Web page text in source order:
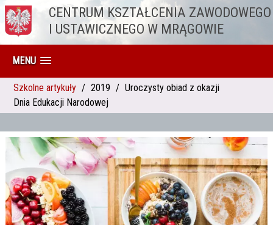
Przejdź do treściCENTRUM KSZTAŁCENIA ZAWODOWEGO
I USTAWICZNEGO W MRĄGOWIE
MENU
Szkolne artykuły 2019
Uroczysty obiad z okazji
Dnia Edukacji Narodowej